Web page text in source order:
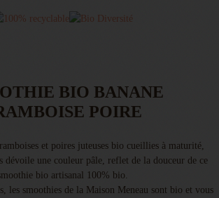
BIO BANANE
POIRE
et poires juteuses bio cueillies à maturité,
dévoile une couleur pâle, reflet de la douceur de ce
bio artisanal 100% bio.
les smoothies de la Maison Meneau sont bio et vous